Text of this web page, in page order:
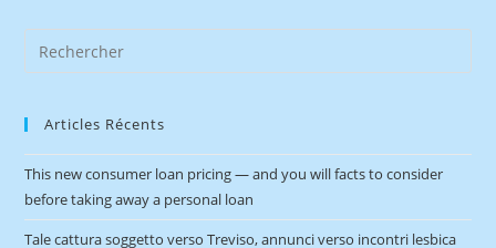
Articles Récents
This new consumer loan pricing — and you will facts to consider
before taking away a personal loan
Tale cattura soggetto verso Treviso, annunci verso incontri lesbica